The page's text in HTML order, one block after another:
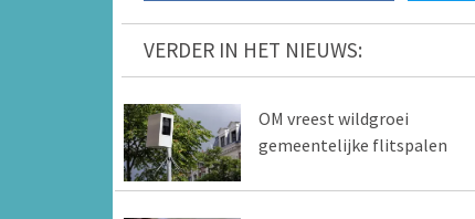
VERDER IN HET NIEUWS:
OM vreest wildgroei
gemeentelijke flitspalen